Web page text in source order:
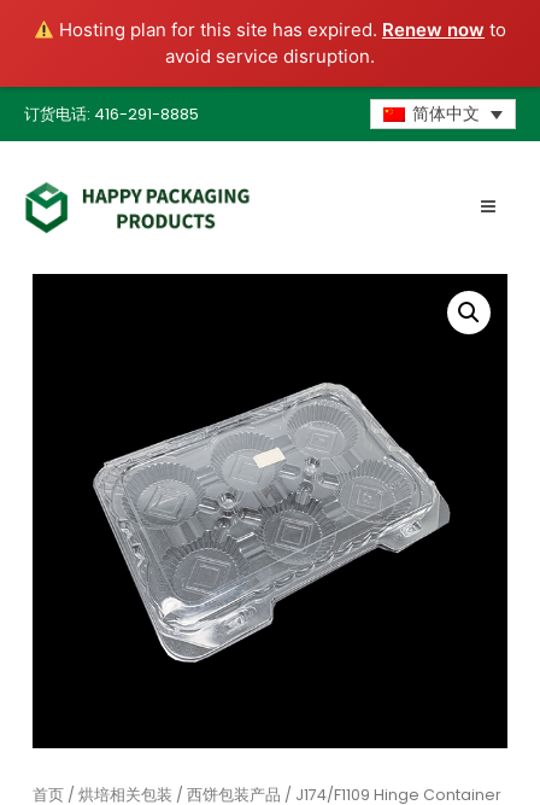
Hosting plan for this site has expired. Renew now to
avoid service disruption.
订货电话: 416-291-8885 简体中文
首页 /烘培相关包装 /西饼包装产品 / J174/F1109 Hinge Container